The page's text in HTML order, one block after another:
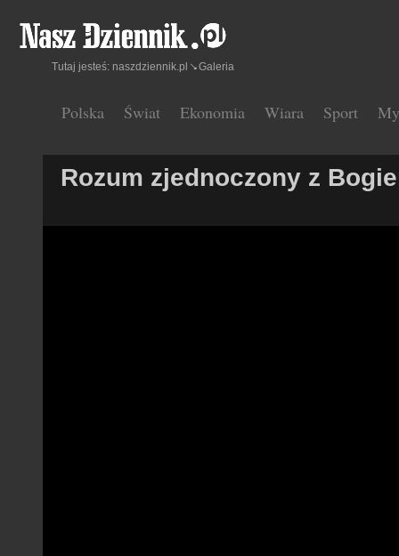
Polska Świat Ekonomia Wiara Sport
Tutaj jesteś: naszdziennik.pl Galeria
Rozum zjednoczony z